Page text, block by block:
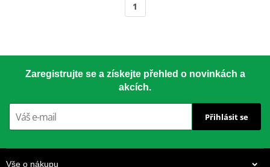
1
Zaregistrujte se a získejte přehled o novinkách a
akcích.
Přihlásit se
Vše o nákupu